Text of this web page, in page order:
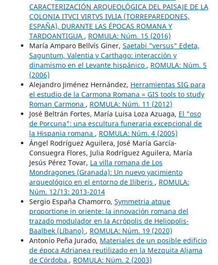
CARACTERIZACIÓN ARQUEOLÓGICA DEL PAISAJE DE LA
COLONIA ITVCI VIRTVS IVLIA (TORREPAREDONES,
ESPAÑA), DURANTE LAS ÉPOCAS ROMANA Y
TARDOANTIGUA , ROMULA: Núm. 15 (2016)
María Amparo Bellvís Giner, Saetabi "versus" Edeta,
Saguntum, Valentia y Carthago: interacción y
dinamismo en el Levante hispánico , ROMULA: Núm. 5
(2006)
Alejandro Jiménez Hernández, Herramientas SIG para
el estudio de la Carmona Romana = GIS tools to study
Roman Carmona , ROMULA: Núm. 11 (2012)
José Beltrán Fortes, María Luisa Loza Azuaga, El "oso
de Porcuna": una escultura funeraria excepcional de
la Hispania romana , ROMULA: Núm. 4 (2005)
Ángel Rodríguez Aguilera, José María García-
Consuegra Flores, Julia Rodríguez Aguilera, María
Jesús Pérez Tovar, La villa romana de Los
Mondragones (Granada): Un nuevo yacimiento
arqueológico en el entorno de Iliberis , ROMULA:
Núm. 12/13: 2013-2014
Sergio España Chamorro, Symmetria atque
proportione in oriente: la innovación romana del
trazado modulador en la Acrópolis de Heliopolis-
Baalbek (Líbano) , ROMULA: Núm. 19 (2020)
Antonio Peña Jurado, Materiales de un posible edificio
de época Adrianea reutilizado en la Mezquita Aljama
de Córdoba , ROMULA: Núm. 2 (2003)